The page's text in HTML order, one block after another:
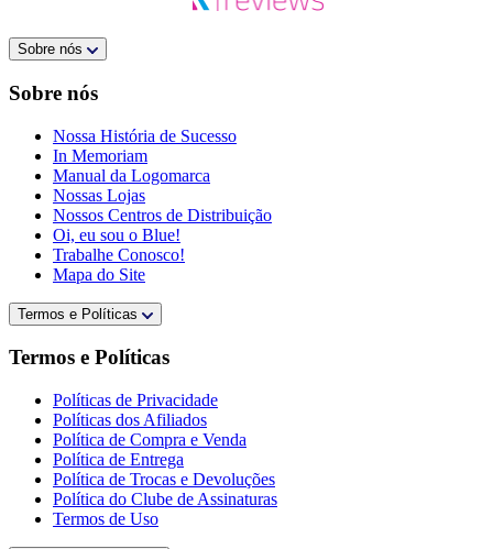
Sobre nós
Sobre nós
Nossa História de Sucesso
In Memoriam
Manual da Logomarca
Nossas Lojas
Nossos Centros de Distribuição
Oi, eu sou o Blue!
Trabalhe Conosco!
Mapa do Site
Termos e Políticas
Termos e Políticas
Políticas de Privacidade
Políticas dos Afiliados
Política de Compra e Venda
Política de Entrega
Política de Trocas e Devoluções
Política do Clube de Assinaturas
Termos de Uso